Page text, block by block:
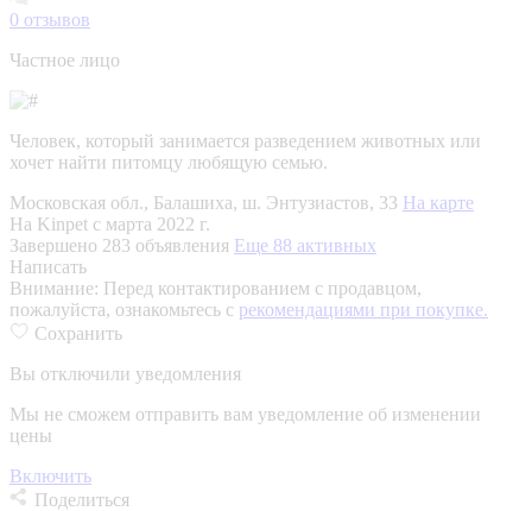
0 отзывов
Частное лицо
Человек, который занимается разведением животных или
хочет найти питомцу любящую семью.
Московская обл., Балашиха, ш. Энтузиастов, 33 На карте
На Kinpet c марта 2022 г.
Завершено 283 объявления Еще 88 активных
Написать
Внимание: Перед контактированием с продавцом,
пожалуйста, ознакомьтесь с рекомендациями при покупке.
Сохранить
Вы отключили уведомления
Мы не сможем отправить вам уведомление об изменении
цены
Включить
Поделиться